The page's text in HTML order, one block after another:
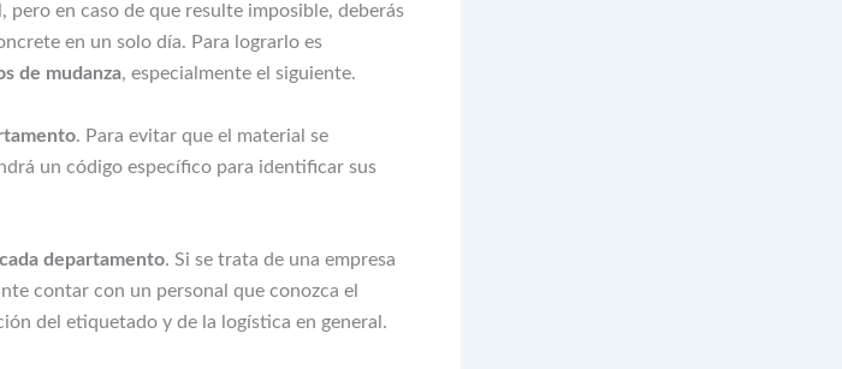
pero en caso de que resulte imposible, deberás
en un solo día. Para lograrlo es
de mudanza, especialmente el siguiente.
. Para evitar que el material se
un código específico para identificar sus
departamento. Si se trata de una empresa
contar con un personal que conozca el
del etiquetado y de la logística en general.